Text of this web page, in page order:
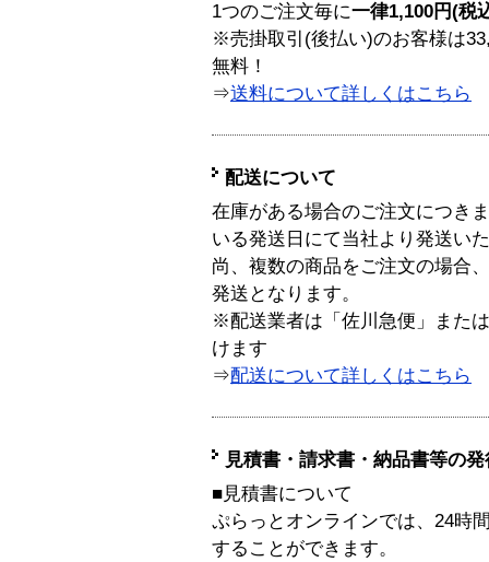
1つのご注文毎に一律1,100円(税
※売掛取引(後払い)のお客様は
無料！
⇒送料について詳しくはこちら
配送について
在庫がある場合のご注文につき
いる発送日にて当社より発送い
尚、複数の商品をご注文の場合
発送となります。
※配送業者は「佐川急便」また
けます
⇒配送について詳しくはこちら
見積書・請求書・納品書等の
■見積書について
ぷらっとオンラインでは、24時
することができます。